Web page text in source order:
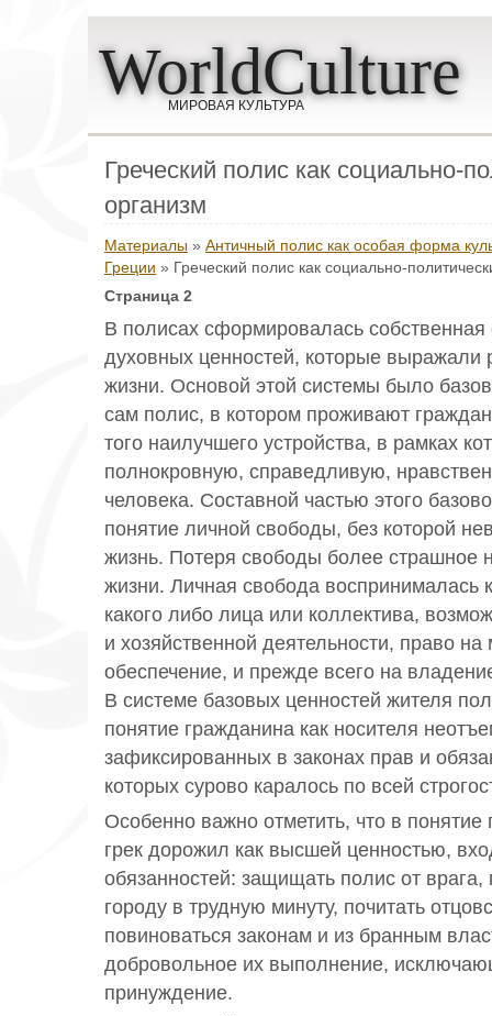
WorldCulture
МИРОВАЯ КУЛЬТУРА
Греческий полис как социально-
организм
Материалы » Античный полис как особая форма
Греции » Греческий полис как социально-
Страница 2
В полисах сформировалась
духовных ценностей, которые выражали
жизни. Основой этой системы было
сам полис, в котором проживают
того наилучшего устройства, в рамках
полнокровную, справедливую,
человека. Составной частью этого
понятие личной свободы, без которой
жизнь. Потеря свободы более страшное
жизни. Личная свобода воспринималась
какого либо лица или коллектива,
и хозяйственной деятельности, право
обеспечение, и прежде всего на
В системе базовых ценностей жителя
понятие гражданина как носителя
зафиксированных в законах прав и
которых сурово каралось по всей
Особенно важно отметить, что в
грек дорожил как высшей ценностью,
обязанностей: защищать полис от
городу в трудную минуту, почитать
повиноваться законам и из бранным
добровольное их выполнение,
принуждение.